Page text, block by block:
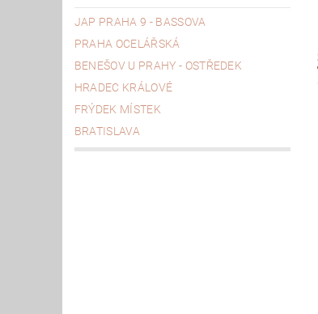
JAP PRAHA 9 - BASSOVA
PRAHA OCELÁŘSKÁ
BENEŠOV U PRAHY - OSTŘEDEK
HRADEC KRÁLOVÉ
FRÝDEK MÍSTEK
BRATISLAVA